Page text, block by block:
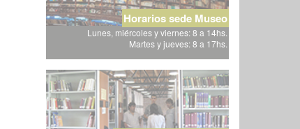
Horarios sede Museo
Lunes, miércoles y viernes: 8 a 14hs.
Martes y jueves: 8 a 17hs.